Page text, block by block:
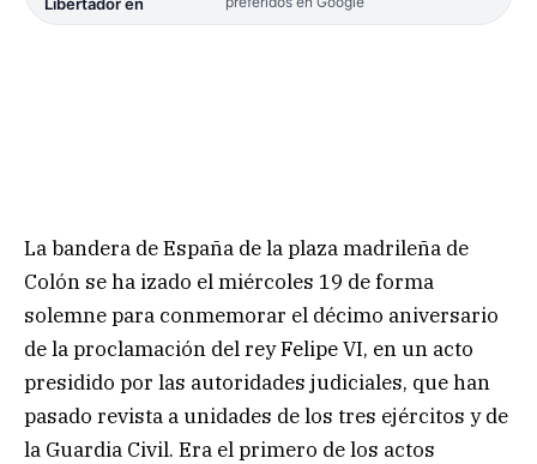
Libertador en
La bandera de España de la plaza madrileña de
Colón se ha izado el miércoles 19 de forma
solemne para conmemorar el décimo aniversario
de la proclamación del rey Felipe VI, en un acto
presidido por las autoridades judiciales, que han
pasado revista a unidades de los tres ejércitos y de
la Guardia Civil. Era el primero de los actos